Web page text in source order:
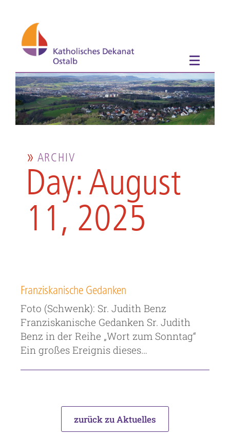
ARCHIV
Day: August
11, 2025
Franziskanische Gedanken
Foto (Schwenk): Sr. Judith Benz
Franziskanische Gedanken Sr. Judith
Benz in der Reihe „Wort zum Sonntag“
Ein großes Ereignis dieses…
zurück zu Aktuelles